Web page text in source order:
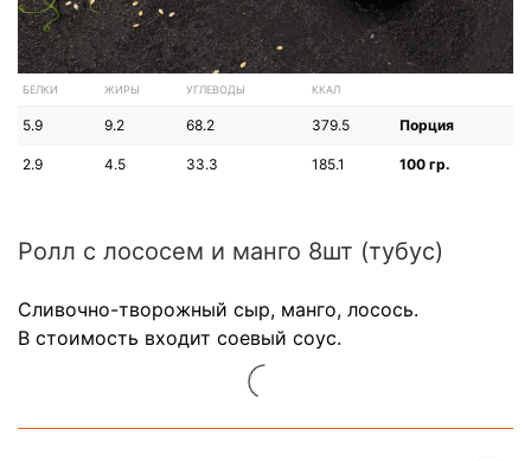
БЕЛКИ ЖИРЫ УГЛЕВОДЫ ККАЛ
5.9 9.2 68.2 379.5 Порция
2.9 4.5 33.3 185.1 100 гр.
Ролл с лососем и манго 8шт (тубус)
Сливочно-творожный сыр, манго, лосось.
В стоимость входит соевый соус.